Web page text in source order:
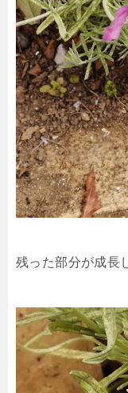
残った部分が成長